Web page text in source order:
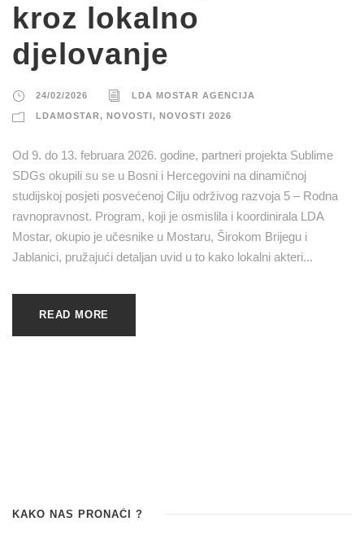
kroz lokalno
djelovanje
24/02/2026 LDA MOSTAR AGENCIJA
LDAMOSTAR, NOVOSTI, NOVOSTI 2026
Od 9. do 13. februara 2026. godine, partneri projekta Sublime
SDGs okupili su se u Bosni i Hercegovini na dinamičnoj
studijskoj posjeti posvećenoj Cilju održivog razvoja 5 – Rodna
ravnopravnost. Program, koji je osmislila i koordinirala LDA
Mostar, okupio je učesnike u Mostaru, Širokom Brijegu i
Jablanici, pružajući detaljan uvid u to kako lokalni akteri...
READ MORE
KAKO NAS PRONAĆI ?